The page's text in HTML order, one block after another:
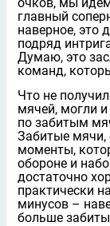
главный
наверное, это
подряд
Думаю, это
команд,
Что не
мячей, могли
по забитым
Забитые мячи,
моменты,
обороне и
достаточно
практически
минусов –
больше